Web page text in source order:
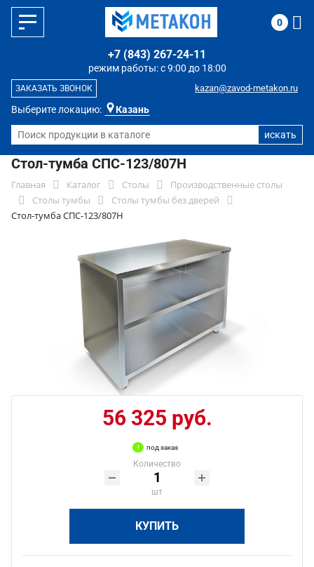
Выберите локацию: Казань
режим работы: с 9:00 до 18:00
+7 (843) 267-24-11
kazan@zavod-metakon.ru
ЗАКАЗАТЬ ЗВОНОК
0
Стол-тумба СПС-123/807Н
Главная Каталог Столы
Производственные столы
Столы тумбы
Столы тумбы без дверей
Стол-тумба СПС-123/807Н
56 325 руб.
под заказ
Количество
шт
КУПИТЬ